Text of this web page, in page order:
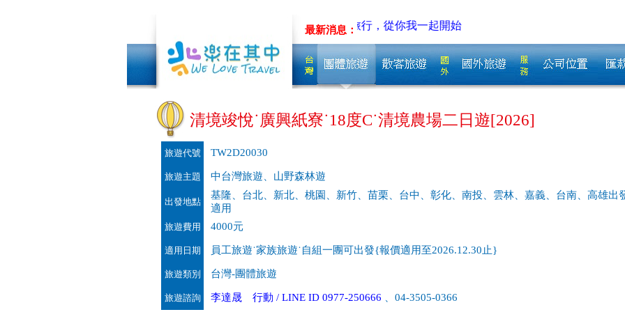
最新消息：
低碳旅行，從你我一起開始
清境竣悅˙廣興紙寮˙18度C˙清境農場二日遊[2026]
旅遊代號 TW2D20030
旅遊主題 中台灣旅遊、山野森林遊
出發地點
基隆、台北、新北、桃園、新竹、苗栗、台中、彰化、南投、雲林、嘉義、台南、高雄出
適用
旅遊費用 4000元
適用日期 員工旅遊˙家族旅遊˙自組一團可出發{報價適用至2026.12.30止}
旅遊類別 台灣-團體旅遊
旅遊諮詢 李達晟 行動 / LINE ID 0977-250666 、04-3505-0366